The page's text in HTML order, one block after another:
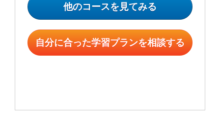
他のコースを見てみる
自分に合った学習プランを相談する